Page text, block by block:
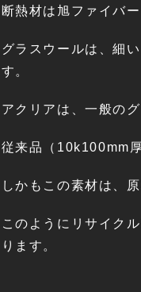
断熱材は旭ファイバ
グラスウールは、細
す。
アクリアは、一般の
従来品（10k100mm
しかもこの素材は、
このようにリサイク
ります。